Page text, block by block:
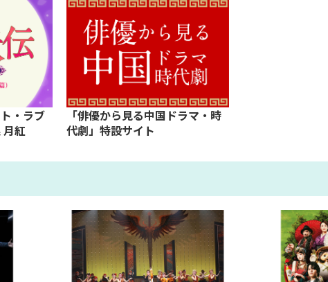
・ラブ
月紅
「俳優から見る中国ドラマ・時
代劇」特設サイト